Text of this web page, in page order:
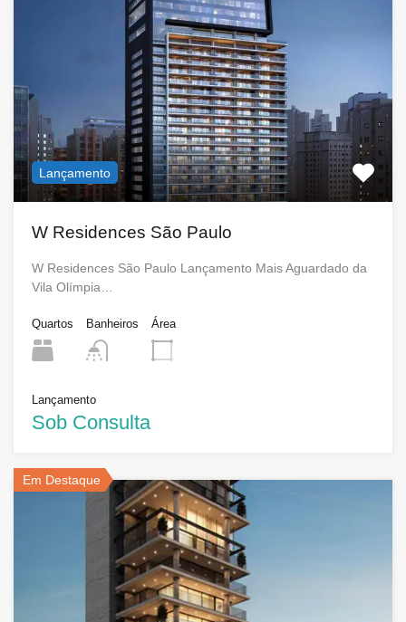
Lançamento
W Residences São Paulo
W Residences São Paulo Lançamento Mais Aguardado da
Vila Olímpia…
Quartos Banheiros Área
Lançamento
Sob Consulta
Em Destaque